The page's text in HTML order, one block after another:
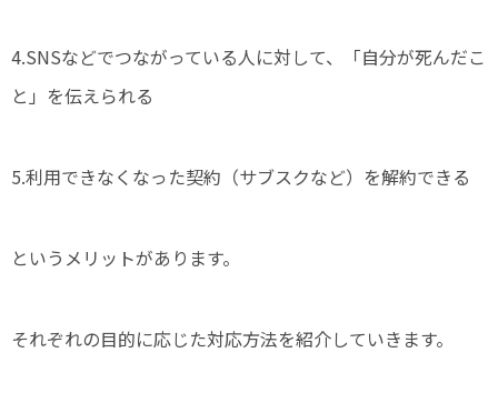
4.SNSなどでつながっている人に対して、「自分が死んだこ
と」を伝えられる
5.利用できなくなった契約（サブスクなど）を解約できる
というメリットがあります。
それぞれの目的に応じた対応方法を紹介していきます。